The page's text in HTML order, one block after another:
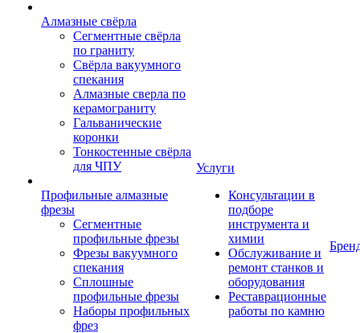
Алмазные свёрла
Сегментные свёрла
по граниту
Свёрла вакуумного
спекания
Алмазные сверла по
керамограниту
Гальванические
коронки
Тонкостенные свёрла
для ЧПУ
Профильные алмазные
фрезы
Сегментные
профильные фрезы
Фрезы вакуумного
спекания
Сплошные
профильные фрезы
Наборы профильных
фрез
Услуги
Консультации в
подборе
инструмента и
химии
Обслуживание и
ремонт станков и
оборудования
Реставрационные
работы по камню